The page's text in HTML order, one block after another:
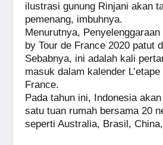
ilustrasi gunung Rinjani akan
pemenang, imbuhnya.
Menurutnya, Penyelenggaraan
by Tour de France 2020 patut
Sebabnya, ini adalah kali
masuk dalam kalender
France.
Pada tahun ini, Indonesia
satu tuan rumah bersama 20
seperti Australia, Brasil,